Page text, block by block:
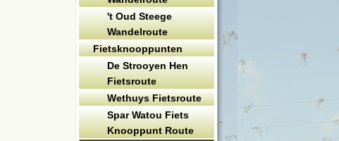
't Oud Steege
Wandelroute
Fietsknooppunten
De Strooyen Hen
Fietsroute
Wethuys Fietsroute
Spar Watou Fiets
Knooppunt Route